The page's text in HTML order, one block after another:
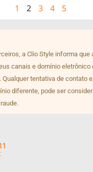
1 2 3 4 5
a Clio Style informa que
canais e domínio eletrônico
. Qualquer tentativa de contato
diferente, pode ser